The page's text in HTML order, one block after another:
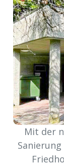
E-
Paper
App
Fussball
Mit der